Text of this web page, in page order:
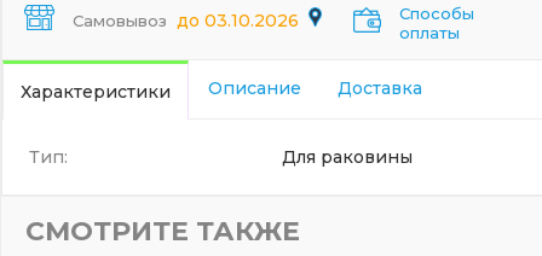
Самовывоз до 03.10.2026
Способы
оплаты
Характеристики Описание Доставка
Тип: Для раковины
СМОТРИТЕ ТАКЖЕ